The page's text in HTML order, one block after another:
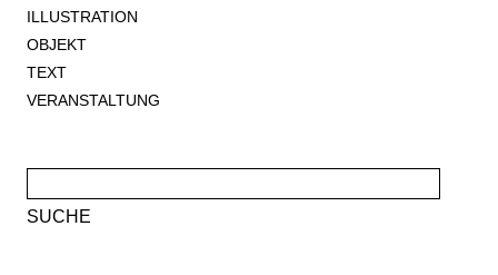
ILLUSTRATION
OBJEKT
TEXT
VERANSTALTUNG
nach: